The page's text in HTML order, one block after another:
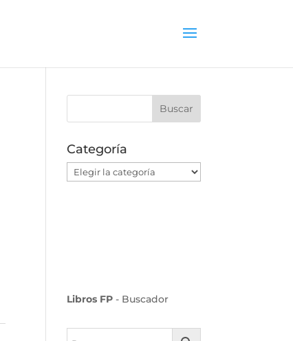
Categoría
Categoría
Libros FP - Buscador